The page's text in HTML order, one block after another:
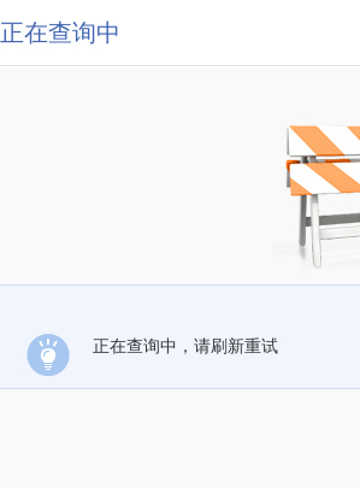
正在查询中
正在查询中，请刷新重试